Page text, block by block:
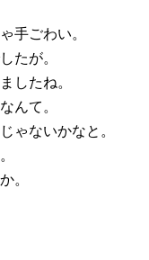
手ごわい。
たが。
したね。
んて。
ゃないかなと。
。